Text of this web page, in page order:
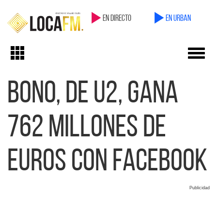
en directo en Urban
Toggle
Bono, de U2, gana
762 millones de
euros con Facebook
Publicidad